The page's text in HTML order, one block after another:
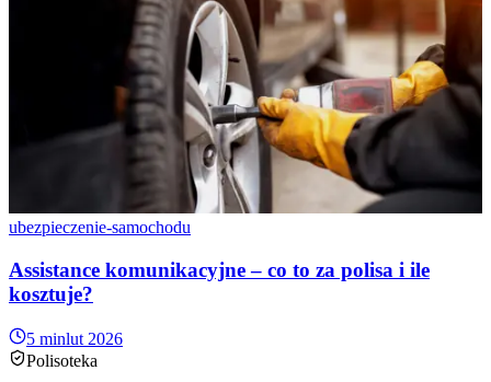
ubezpieczenie-samochodu
Assistance komunikacyjne – co to za polisa i ile
kosztuje?
5 minlut 2026
Polisoteka